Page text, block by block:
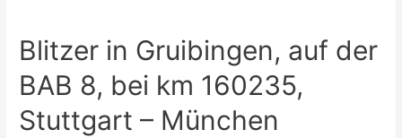
Blitzer in Gruibingen, auf der
BAB 8, bei km 160235,
Stuttgart – München